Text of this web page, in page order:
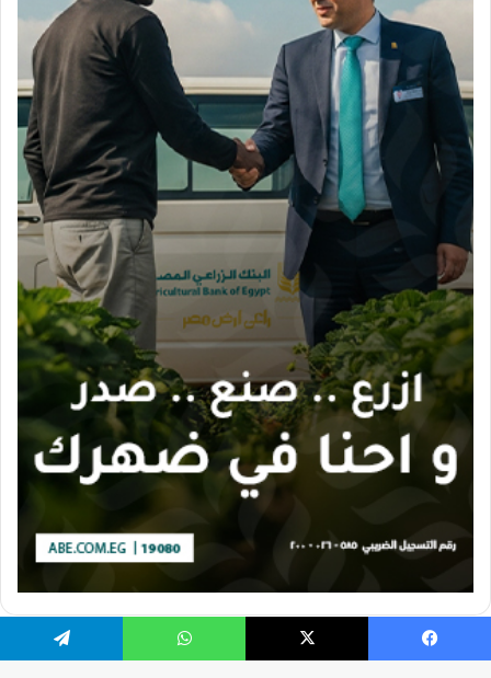
فيسبوك X واتساب تيلقرام